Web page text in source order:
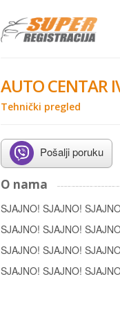
AUTO CENTAR
Tehnički pregled
Pošalji poruku
O nama
SJAJNO! SJAJNO!
SJAJNO! SJAJNO!
SJAJNO! SJAJNO!
SJAJNO! SJAJNO!